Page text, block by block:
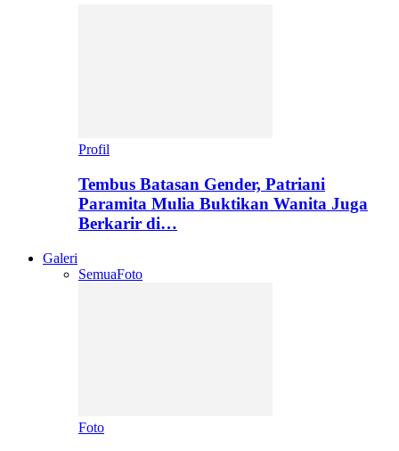
Profil
Tembus Batasan Gender, Patriani
Paramita Mulia Buktikan Wanita Juga
Berkarir di…
Galeri
SemuaFoto
Foto